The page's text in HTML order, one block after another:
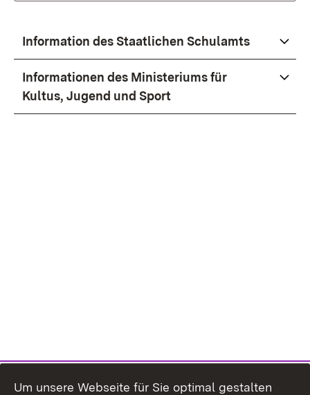
Information des Staatlichen Schulamts
Informationen des Ministeriums für
Kultus, Jugend und Sport
Um unsere Webseite für Sie optimal gestalten